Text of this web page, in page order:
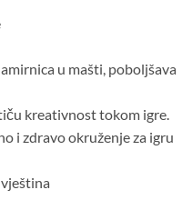
u mašti, poboljšava
kreativnost tokom igre.
i zdravo okruženje za igru